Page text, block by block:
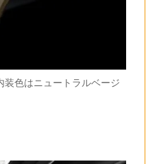
色はニュートラルベージ